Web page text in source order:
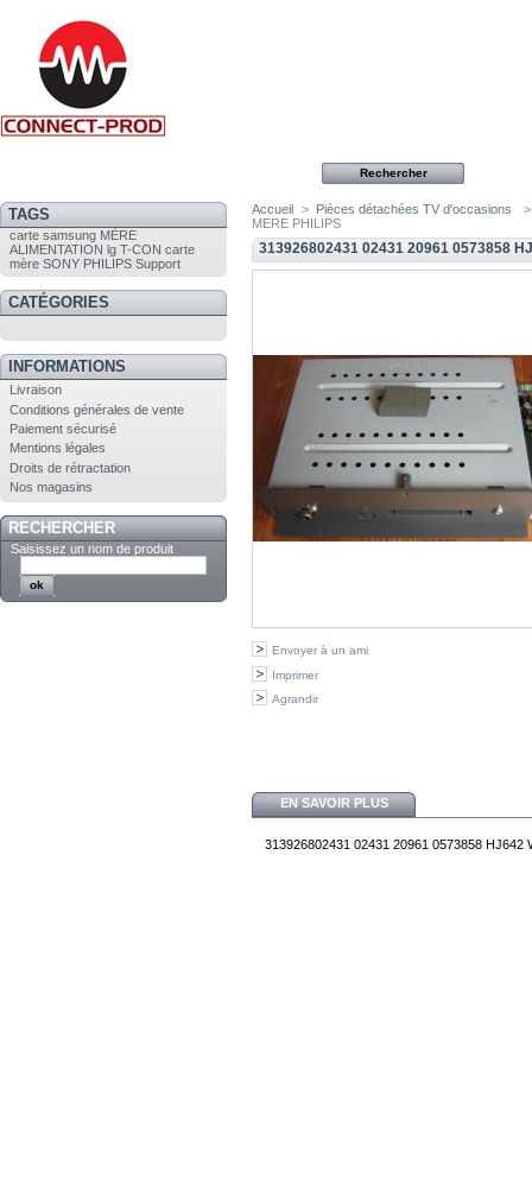
TAGS
carte samsung MÈRE
ALIMENTATION lg T-CON carte
mère SONY PHILIPS Support
CATÉGORIES
INFORMATIONS
Livraison
Conditions générales de vente
Paiement sécurisé
Mentions légales
Droits de rétractation
Nos magasins
RECHERCHER
Saisissez un nom de produit
Accueil > Pièces détachées TV d'occasions
>
MERE PHILIPS
313926802431 02431 20961 0573858
Envoyer à un ami
Imprimer
Agrandir
EN SAVOIR PLUS
313926802431 02431 20961 0573858